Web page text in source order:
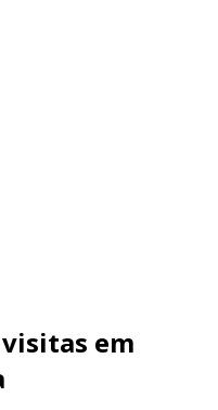
os tipos
e
ideal para
valor,
para
ser
por
em